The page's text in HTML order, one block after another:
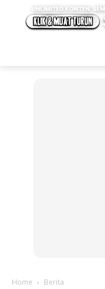
Home Berita